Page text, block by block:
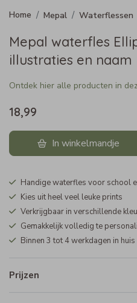
Mepal Waterflessen
Mepal waterfles
illustraties en naam
Ontdek hier alle producten in
18,99
In winkelmandje
Handige waterfles voor school
Kies uit heel veel leuke prints
Verkrijgbaar in verschillende
Gemakkelijk volledig te
Binnen 3 tot 4 werkdagen in huis
Prijzen